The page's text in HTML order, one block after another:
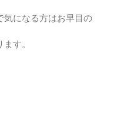
気になる方はお早目の
す。